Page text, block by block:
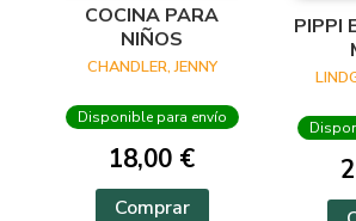
COCINA PARA
NIÑOS
CHANDLER, JENNY
Disponible para envío
18,00 €
Comprar
PIPPI